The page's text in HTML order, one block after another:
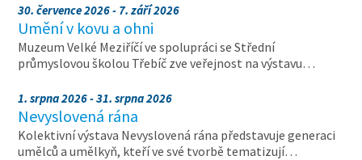
30. července 2026 - 7. září 2026
Umění v kovu a ohni
Muzeum Velké Meziříčí ve spolupráci se Střední
průmyslovou školou Třebíč zve veřejnost na výstavu…
1. srpna 2026 - 31. srpna 2026
Nevyslovená rána
Kolektivní výstava Nevyslovená rána představuje generaci
umělců a umělkyň, kteří ve své tvorbě tematizují…